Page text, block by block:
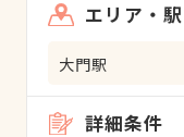
エリア・駅
大門駅
詳細条件